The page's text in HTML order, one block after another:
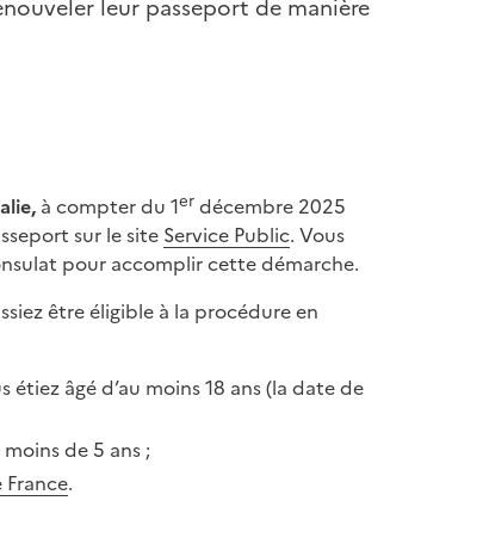
leur passeport de manière
, à compter du 1er décembre 2025
sur le site Service Public. Vous
pour accomplir cette démarche.
être éligible à la procédure en
âgé d’au moins 18 ans (la date de
de 5 ans ;
France.